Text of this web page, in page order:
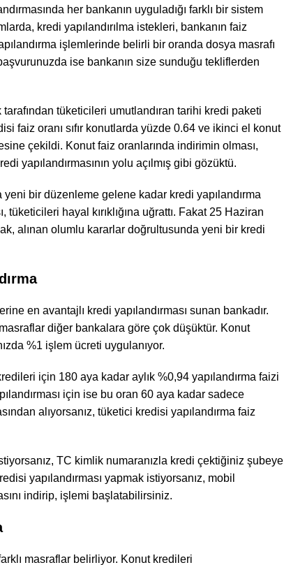
her bankanın uyguladığı farklı bir sistem
kredi yapılandırılma istekleri, bankanın faiz
işlemlerinde belirli bir oranda dosya masrafı
ise bankanın size sunduğu tekliflerden
tüketicileri umutlandıran tarihi kredi paketi
faiz oranı sıfır konutlarda yüzde 0.64 ve ikinci el konut
çekildi. Konut faiz oranlarında indirimin olması,
yapılandırmasının yolu açılmış gibi gözüktü.
yeni bir düzenleme gelene kadar kredi yapılandırma
tüketicileri hayal kırıklığına uğrattı. Fakat 25 Haziran
alınan olumlu kararlar doğrultusunda yeni bir kredi
en avantajlı kredi yapılandırması sunan bankadır.
diğer bankalara göre çok düşüktür. Konut
%1 işlem ücreti uygulanıyor.
için 180 aya kadar aylık %0,94 yapılandırma faizi
için ise bu oran 60 aya kadar sadece
alıyorsanız, tüketici kredisi yapılandırma faiz
TC kimlik numaranızla kredi çektiğiniz şubeye
yapılandırması yapmak istiyorsanız, mobil
indirip, işlemi başlatabilirsiniz.
masraflar belirliyor. Konut kredileri